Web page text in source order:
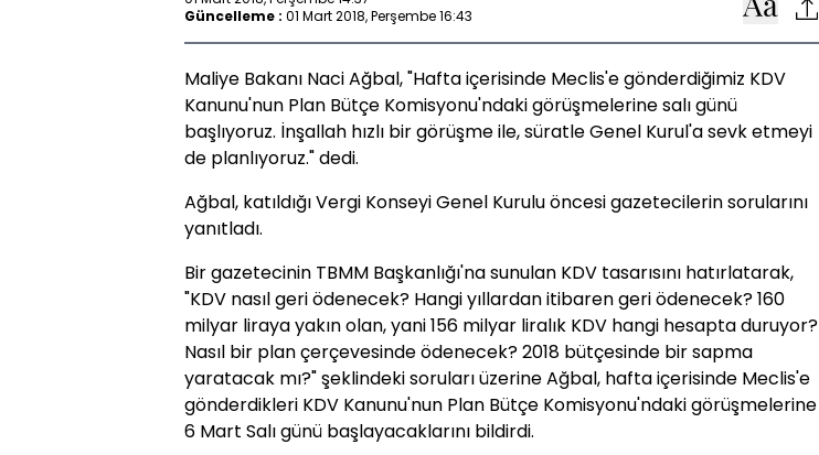
Güncelleme : 01 Mart 2018, Perşembe 16:43
Maliye Bakanı Naci Ağbal, "Hafta içerisinde Meclis'e gönderdiğimiz KDV
Kanunu'nun Plan Bütçe Komisyonu'ndaki görüşmelerine salı günü
başlıyoruz. İnşallah hızlı bir görüşme ile, süratle Genel Kurul'a sevk etmeyi
de planlıyoruz." dedi.
Ağbal, katıldığı Vergi Konseyi Genel Kurulu öncesi gazetecilerin sorularını
yanıtladı.
Bir gazetecinin TBMM Başkanlığı'na sunulan KDV tasarısını hatırlatarak,
"KDV nasıl geri ödenecek? Hangi yıllardan itibaren geri ödenecek? 160
milyar liraya yakın olan, yani 156 milyar liralık KDV hangi hesapta duruyor?
Nasıl bir plan çerçevesinde ödenecek? 2018 bütçesinde bir sapma
yaratacak mı?" şeklindeki soruları üzerine Ağbal, hafta içerisinde Meclis'e
gönderdikleri KDV Kanunu'nun Plan Bütçe Komisyonu'ndaki görüşmelerine
6 Mart Salı günü başlayacaklarını bildirdi.